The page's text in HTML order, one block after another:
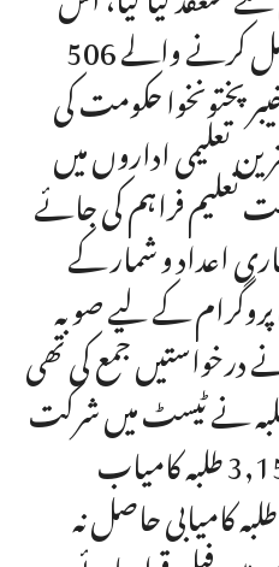
امتخان میں کامیابی حاصل کرنے والے 506
حکومت کی
تعلیمی اداروں میں
فراہم کی جائے
اعداد و شمار کے
کے لیے صوبہ
طلبہ نے درخواستیں جمع کی تھی
سے 12,104 طلبہ نے ٹیسٹ میں شرکت
کی۔ نتائج کے مطابق 3,152 طلبہ کامیاب
ہوئے، جب کہ 8,939 طلبہ کامیابی حاصل نہ